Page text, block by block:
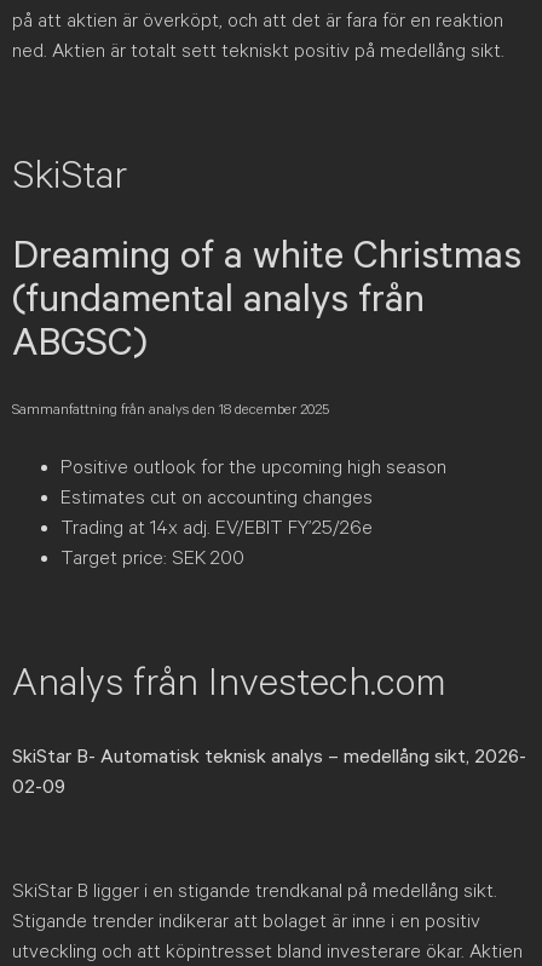
på att aktien är överköpt, och att det är fara för en reaktion
ned. Aktien är totalt sett tekniskt positiv på medellång sikt.
SkiStar
Dreaming of a white Christmas
(fundamental analys från
ABGSC)
Sammanfattning från analys den 18 december 2025
Positive outlook for the upcoming high season
Estimates cut on accounting changes
Trading at 14x adj. EV/EBIT FY’25/26e
Target price: SEK 200
Analys från Investech.com
SkiStar B- Automatisk teknisk analys – medellång sikt, 2026-
02-09
SkiStar B ligger i en stigande trendkanal på medellång sikt.
Stigande trender indikerar att bolaget är inne i en positiv
utveckling och att köpintresset bland investerare ökar. Aktien